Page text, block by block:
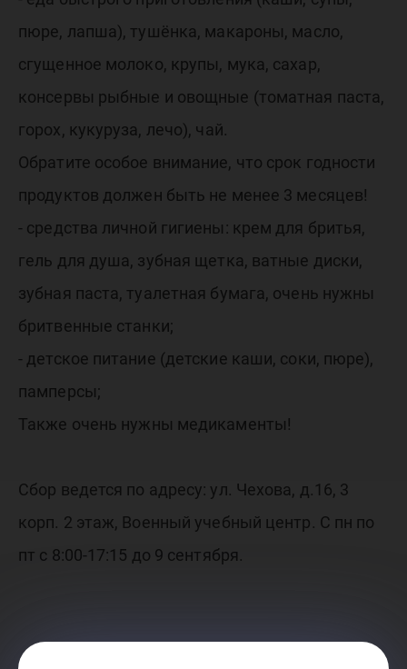
пюре, лапша), тушёнка, макароны, масло,
сгущенное молоко, крупы, мука, сахар,
консервы рыбные и овощные (томатная паста,
горох, кукуруза, лечо), чай.
Обратите особое внимание, что срок годности
продуктов должен быть не менее 3 месяцев!
- средства личной гигиены: крем для бритья,
гель для душа, зубная щетка, ватные диски,
зубная паста, туалетная бумага, очень нужны
бритвенные станки;
- детское питание (детские каши, соки, пюре),
памперсы;
Также очень нужны медикаменты!
Сбор ведется по адресу: ул. Чехова, д.16, 3
корп. 2 этаж, Военный учебный центр. С пн по
пт с 8:00-17:15 до 9 сентября.